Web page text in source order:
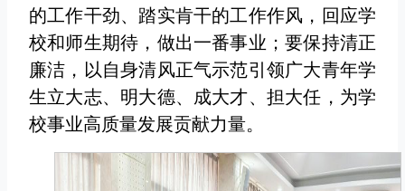
的工作干劲、踏实肯干的工作作风，回应学
校和师生期待，做出一番事业；要保持清正
廉洁，以自身清风正气示范引领广大青年学
生立大志、明大德、成大才、担大任，为学
校事业高质量发展贡献力量。